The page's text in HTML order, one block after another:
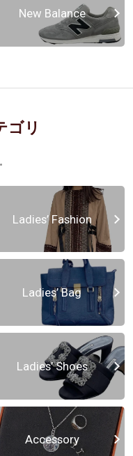
New Balance
ゴリ
Ladies’ Fashion
Ladies’ Bag
Ladies’ Shoes
Accessory